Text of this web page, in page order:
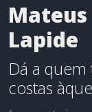
Lapide
Dá a quem
costas